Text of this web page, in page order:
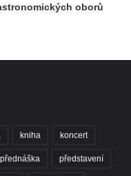
oborů
kniha koncert
přednáška představení